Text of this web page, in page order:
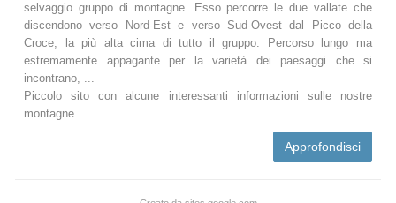
selvaggio gruppo di montagne. Esso percorre le due vallate che
discendono verso Nord-Est e verso Sud-Ovest dal Picco della
Croce, la più alta cima di tutto il gruppo. Percorso lungo ma
estremamente appagante per la varietà dei paesaggi che si
incontrano, ...
Piccolo sito con alcune interessanti informazioni sulle nostre
montagne
Approfondisci